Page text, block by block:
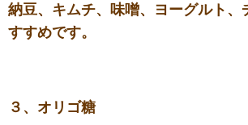
納豆、キムチ、味噌、ヨーグルト、
すすめです。
３、オリゴ糖